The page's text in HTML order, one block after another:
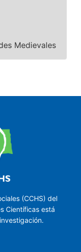
Medievales
(CCHS) del
Científicas está